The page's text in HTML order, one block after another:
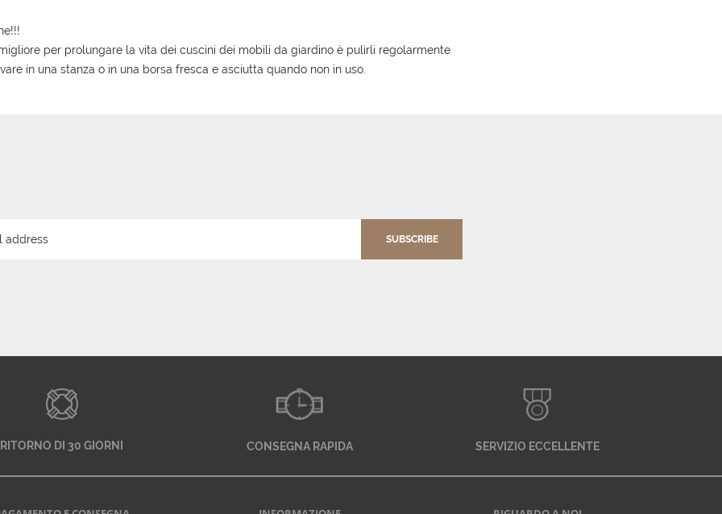
per prolungare la vita dei cuscini dei mobili da giardino è pulirli regolarmente
in una stanza o in una borsa fresca e asciutta quando non in uso.
SUBSCRIBE
RITORNO DI 30 GIORNI CONSEGNA RAPIDA SERVIZIO ECCELLENTE